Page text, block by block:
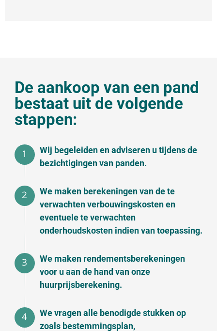
De aankoop van een pand
bestaat uit de volgende
stappen:
Wij begeleiden en adviseren u tijdens de
bezichtigingen van panden.
We maken berekeningen van de te
verwachten verbouwingskosten en
eventuele te verwachten
onderhoudskosten indien van toepassing.
We maken rendementsberekeningen
voor u aan de hand van onze
huurprijsberekening.
We vragen alle benodigde stukken op
zoals bestemmingsplan,